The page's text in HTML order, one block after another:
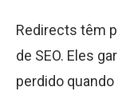
Redirects têm
de SEO. Eles
perdido quando